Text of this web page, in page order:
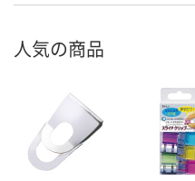
人気の商品